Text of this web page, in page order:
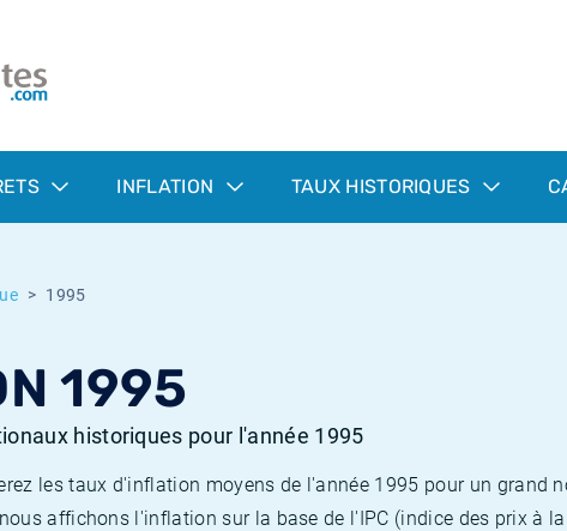
INFLATION TAUX HISTORIQUES
1995
1995
historiques pour l'année 1995
les taux d'inflation moyens de l'année 1995 pour un grand
affichons l'inflation sur la base de l'IPC (indice des prix à